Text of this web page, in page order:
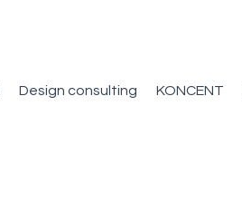
Design consulting KONCENT